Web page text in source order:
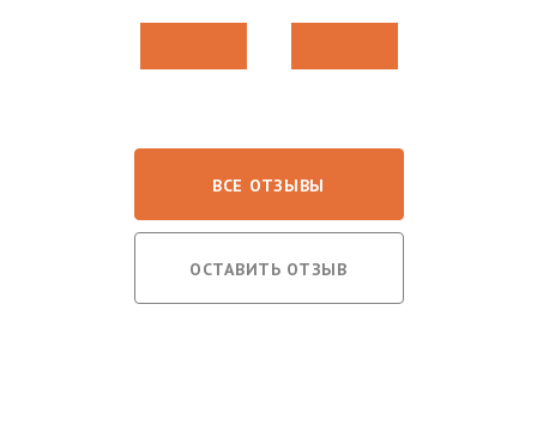
ВСЕ ОТЗЫВЫ
ОСТАВИТЬ ОТЗЫВ